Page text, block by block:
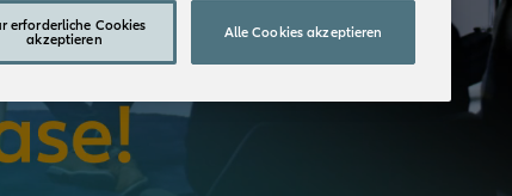
erforderliche Cookies
akzeptieren
Alle Cookies akzeptieren